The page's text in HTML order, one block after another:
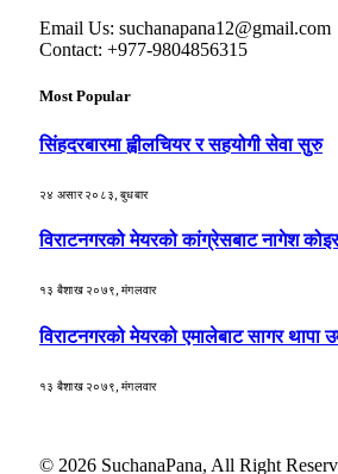
Email Us: suchanapana12@gmail.com
Contact: +977-9804856315
Most Popular
सिंहदरबारमा ह्वीलचियर र सहयोगी सेवा सुरु
२४ असार २०८३, बुधबार
विराटनगरको मेयरको कांग्रेसबाट नागेश
१३ बैशाख २०७९, मंगलवार
विराटनगरको मेयरको एमालेबाट सागर थापा
१३ बैशाख २०७९, मंगलवार
© 2026 SuchanaPana, All Right